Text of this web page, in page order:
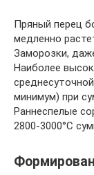
Пряный перец
медленно
Заморозки,
Наиболее
минимум) при
Раннеспелые
2800-3000°С